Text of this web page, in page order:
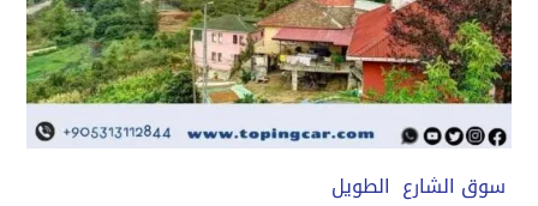
سوق الشارع الطويل